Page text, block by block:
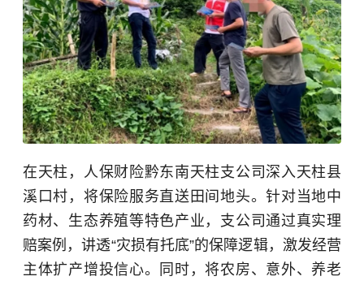
在天柱，人保财险黔东南天柱支公司深入天柱县
溪口村，将保险服务直送田间地头。针对当地中
药材、生态养殖等特色产业，支公司通过真实理
赔案例，讲透“灾损有托底”的保障逻辑，激发经营
主体扩产增投信心。同时，将农房、意外、养老